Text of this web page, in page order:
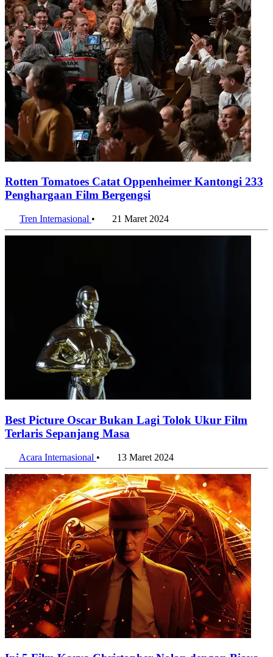
Rotten Tomatoes Catat Oppenheimer Kantongi 233
Penghargaan Film Bergengsi
Tren Internasional • 21 Maret 2024
Best Picture Oscar Bukan Lagi Tolok Ukur Film
Terlaris Sepanjang Masa
Acara Internasional • 13 Maret 2024